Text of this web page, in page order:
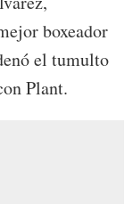
boxeador
el tumulto
Plant.